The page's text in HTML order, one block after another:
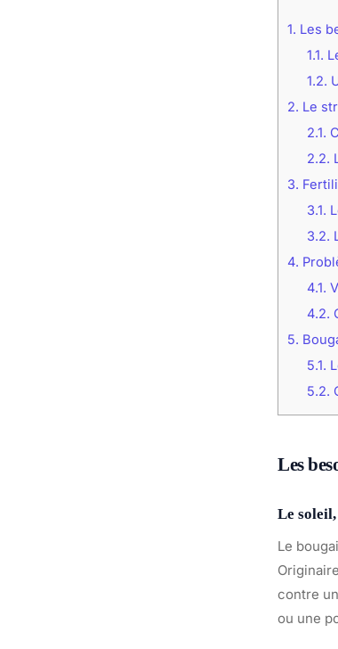
1. Les
1.1.
1.2.
2. Le
2.1.
2.2.
3.
3.1.
3.2.
4.
4.1.
4.2.
5.
5.1.
5.2.
Les
Le soleil,
Le
contre
ou une